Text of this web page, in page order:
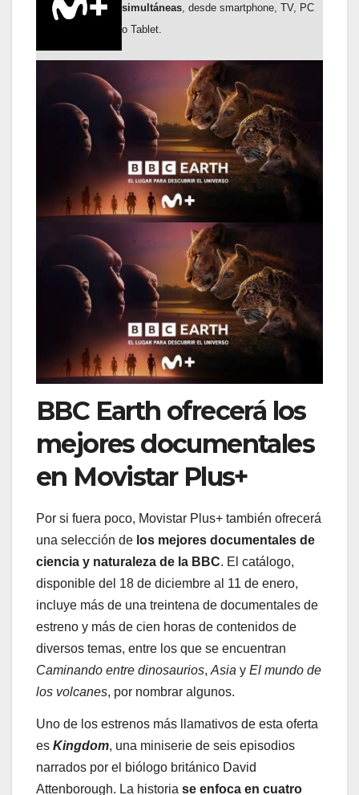
simultáneas , desde smartphone, TV, PC
o Tablet.
BBC Earth ofrecerá los
mejores documentales
en Movistar Plus+
Por si fuera poco, Movistar Plus+ también ofrecerá
una selección de los mejores documentales de
ciencia y naturaleza de la BBC. El catálogo,
disponible del 18 de diciembre al 11 de enero,
incluye más de una treintena de documentales de
estreno y más de cien horas de contenidos de
diversos temas, entre los que se encuentran
Caminando entre dinosaurios, Asia y El mundo de
los volcanes, por nombrar algunos.
Uno de los estrenos más llamativos de esta oferta
es Kingdom, una miniserie de seis episodios
narrados por el biólogo británico David
Attenborough. La historia se enfoca en cuatro